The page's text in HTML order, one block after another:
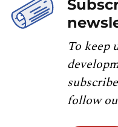
To keep
follow